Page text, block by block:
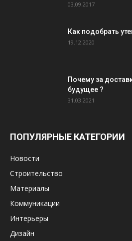
03.09.2017
Как подобрать
19.12.2020
Почему за
будущее ?
31.03.2021
ПОПУЛЯРНЫЕ КАТЕГОРИИ
Новости
Строительство
Материалы
Коммуникации
Интерьеры
Дизайн